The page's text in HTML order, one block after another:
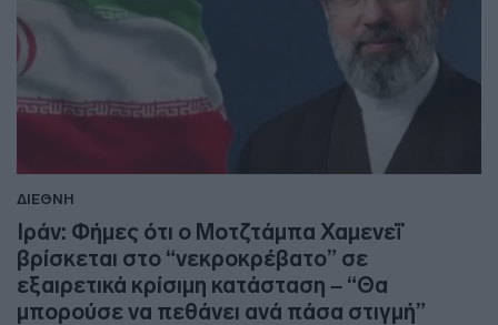
ΔΙΕΘΝΗ
Ιράν: Φήμες ότι ο Μοτζτάμπα Χαμενεΐ
βρίσκεται στο “νεκροκρέβατο” σε
εξαιρετικά κρίσιμη κατάσταση – “Θα
μπορούσε να πεθάνει ανά πάσα στιγμή”